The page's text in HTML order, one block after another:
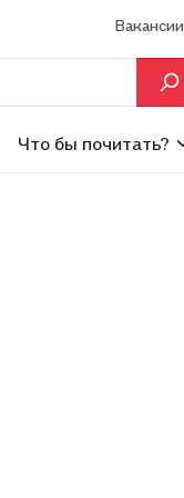
Вакансии
Что бы почитать?